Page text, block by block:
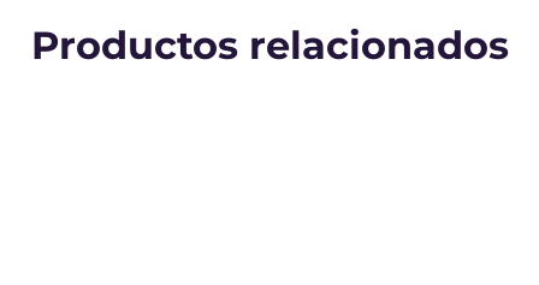
Productos relacionados